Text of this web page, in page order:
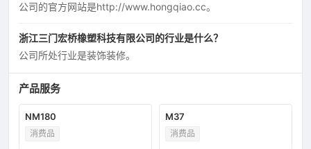
公司的官方网站是http://www.hongqiao.cc。
浙江三门宏桥橡塑科技有限公司的行业是什么？
公司所处行业是装饰装修。
产品服务
NM180
消费品
M37
消费品